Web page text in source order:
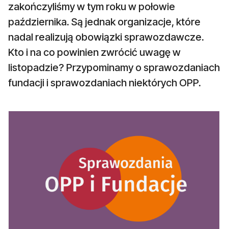
zakończyliśmy w tym roku w połowie
października. Są jednak organizacje, które
nadal realizują obowiązki sprawozdawcze.
Kto i na co powinien zwrócić uwagę w
listopadzie? Przypominamy o sprawozdaniach
fundacji i sprawozdaniach niektórych OPP.